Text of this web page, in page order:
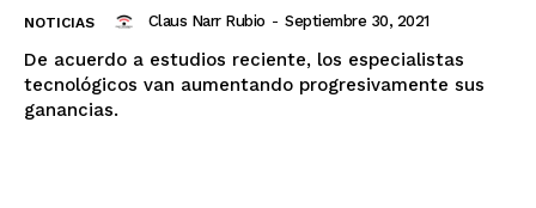
NOTICIAS Claus Narr Rubio - Septiembre 30, 2021
De acuerdo a estudios reciente, los especialistas
tecnológicos van aumentando progresivamente sus
ganancias.